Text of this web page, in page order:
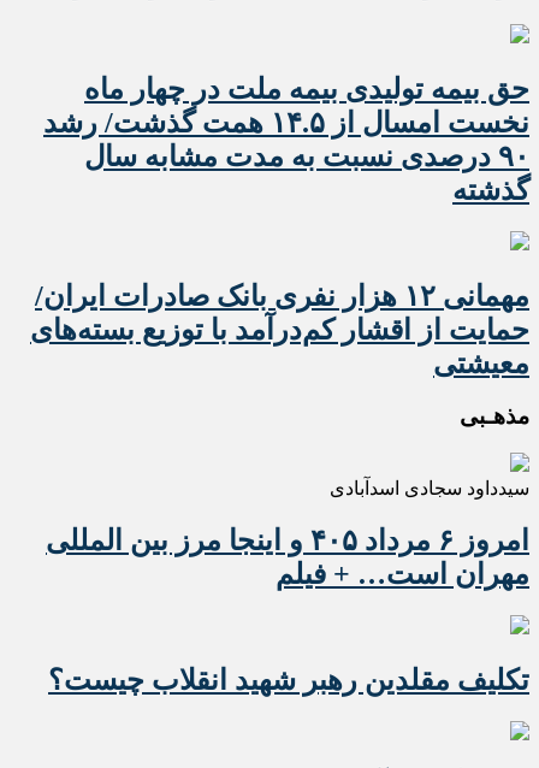
حق بیمه تولیدی بیمه ملت در چهار ماه
نخست امسال از ۱۴.۵ همت گذشت/ رشد
۹۰ درصدی نسبت به مدت مشابه سال
گذشته
مهمانی ۱۲ هزار نفری بانک صادرات ایران/
حمایت از اقشار کم‌درآمد با توزیع بسته‌های
معیشتی
مذهـبی
سیدداود سجادی اسدآبادی
امروز ۶ مرداد ۴۰۵ و اینجا مرز بین المللی
مهران است… + فیلم
تکلیف مقلدین رهبر شهید انقلاب چیست؟